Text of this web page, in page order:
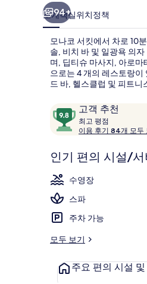
갤
러
리
94+
소개객실위치정책
모나코 서킷에서 차로 10
솔, 비치 바 및 일광욕 의
며, 딥티슈 마사지, 아로
으로는 4 개의 레스토랑
드 바, 헬스클럽 및 피트
이
용
후
고객 추천
10
점
만
중
9.8
점,
고
객
추
천
최고 평점
고
평
점
이용 후기 84개 모두
인기 편의 시설/서
수영장
스파
주차 가능
모두 보기
주요 편의 시설